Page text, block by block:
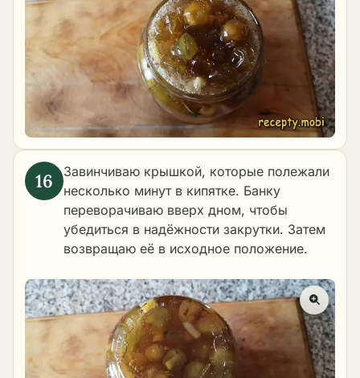
Завинчиваю крышкой, которые полежали
несколько минут в кипятке. Банку
переворачиваю вверх дном, чтобы
убедиться в надёжности закрутки. Затем
возвращаю её в исходное положение.